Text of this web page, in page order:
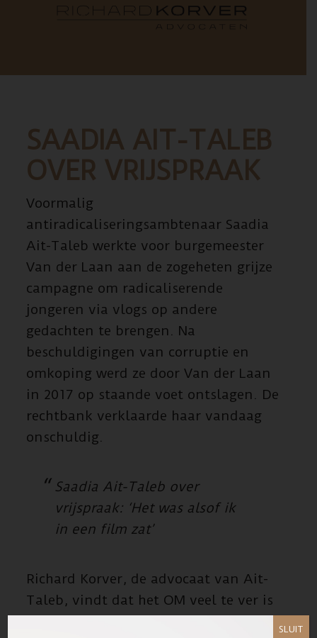
SAADIA AIT-TALEB
OVER VRIJSPRAAK
Voormalig
antiradicaliseringsambtenaar Saadia
Ait-Taleb werkte voor burgemeester
Van der Laan aan de zogeheten grijze
campagne om radicaliserende
jongeren via vlogs op andere
gedachten te brengen. Na
beschuldigingen van corruptie en
omkoping werd ze door Van der Laan
in 2017 op staande voet ontslagen. De
rechtbank verklaarde haar vandaag
onschuldig.
Saadia Ait-Taleb over
vrijspraak: ‘Het was alsof ik
in een film zat’
Richard Korver, de advocaat van Ait-
Taleb, vindt dat het OM veel te ver is
SLUIT